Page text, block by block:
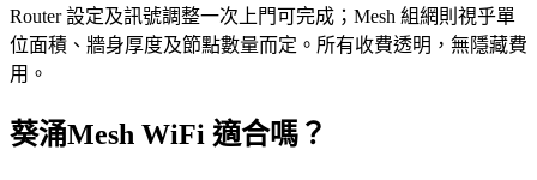
Router 設定及訊號調整一次上門可完成；Mesh 組網則視乎單
位面積、牆身厚度及節點數量而定。所有收費透明，無隱藏費
用。
葵涌Mesh WiFi 適合嗎？